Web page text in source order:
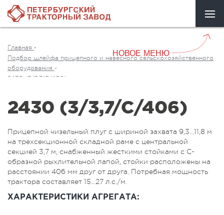
НОВОЕ МЕНЮ
Главная -
Подбор шлейфа прицепного и навесного сельскохозяйственного
оборудования -
2430 (3/3,7/C/406)
2430 (3/3,7/C/406)
Прицепной чизельный плуг с шириной захвата 9,3...11,8 м
на трехсекционной складной раме с центральной
секцией 3,7 м, снабженный жесткими стойками с C-
образной рыхлительной лапой, стойки расположены на
расстоянии 406 мм друг от друга. Потребная мощность
трактора составляет 15…27 л.с./м.
ХАРАКТЕРИСТИКИ АГРЕГАТА: